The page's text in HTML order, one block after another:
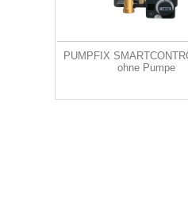
PUMPFIX
ohne Pumpe